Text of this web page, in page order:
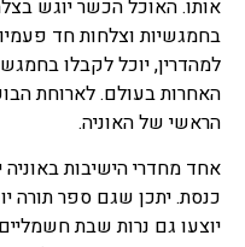
אותו. האוכל הכשר יוגש
בחמגשיות וצלחות חד
למהדרין, יוכל לקבלו
האחרות בעולם. לארוחת
הראשי של האוניה.
אחד מחדרי הישיבות
כנסת. יתכן שגם ספר תורה
יוצעו גם נרות שבת